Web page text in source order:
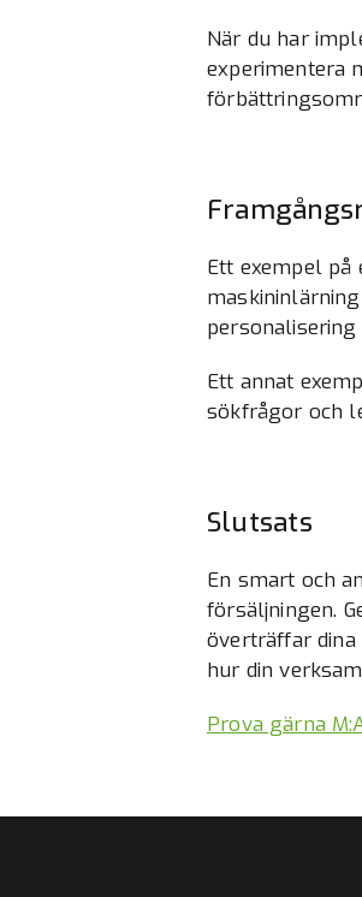
När du har
experimentera
Ett exempel på
Ett annat
sökfrågor och
Slutsats
En smart och
försäljningen.
överträffar
hur din
Prova gärna